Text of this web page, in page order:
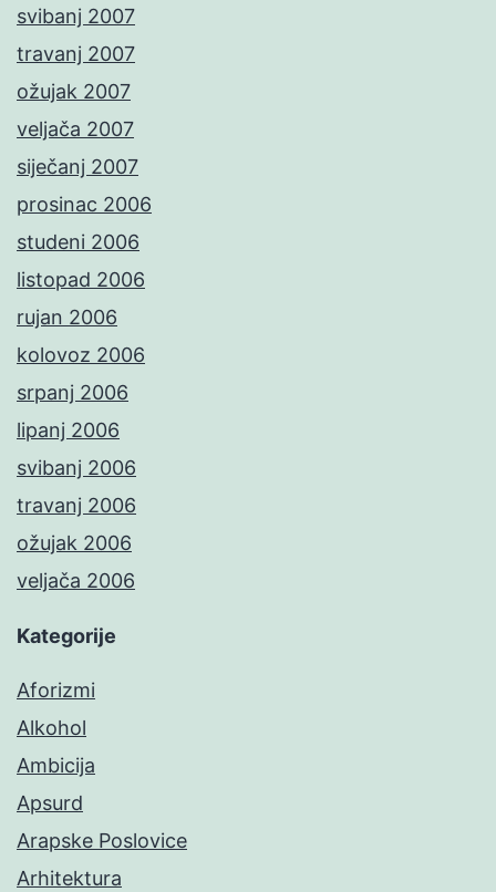
svibanj 2007
travanj 2007
ožujak 2007
veljača 2007
siječanj 2007
prosinac 2006
studeni 2006
listopad 2006
rujan 2006
kolovoz 2006
srpanj 2006
lipanj 2006
svibanj 2006
travanj 2006
ožujak 2006
veljača 2006
Kategorije
Aforizmi
Alkohol
Ambicija
Apsurd
Arapske Poslovice
Arhitektura